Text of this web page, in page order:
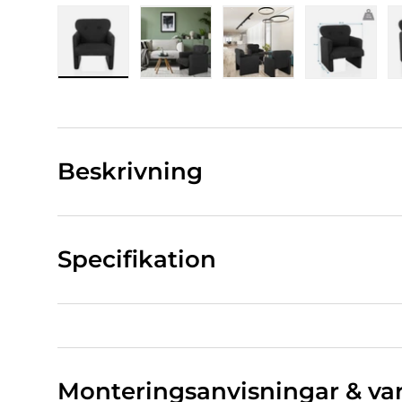
Beskrivning
Specifikation
Monteringsanvisningar &